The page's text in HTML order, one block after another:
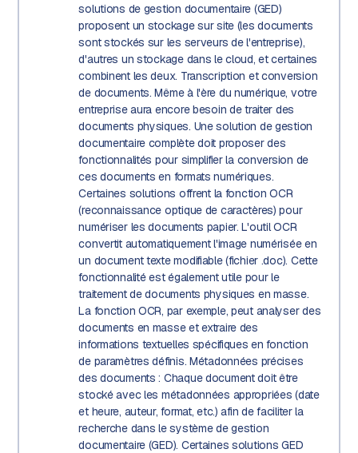
solutions de gestion documentaire (GED)
proposent un stockage sur site (les documents
sont stockés sur les serveurs de l'entreprise),
d'autres un stockage dans le cloud, et certaines
combinent les deux. Transcription et conversion
de documents. Même à l'ère du numérique, votre
entreprise aura encore besoin de traiter des
documents physiques. Une solution de gestion
documentaire complète doit proposer des
fonctionnalités pour simplifier la conversion de
ces documents en formats numériques.
Certaines solutions offrent la fonction OCR
(reconnaissance optique de caractères) pour
numériser les documents papier. L'outil OCR
convertit automatiquement l'image numérisée en
un document texte modifiable (fichier .doc). Cette
fonctionnalité est également utile pour le
traitement de documents physiques en masse.
La fonction OCR, par exemple, peut analyser des
documents en masse et extraire des
informations textuelles spécifiques en fonction
de paramètres définis. Métadonnées précises
des documents : Chaque document doit être
stocké avec les métadonnées appropriées (date
et heure, auteur, format, etc.) afin de faciliter la
recherche dans le système de gestion
documentaire (GED). Certaines solutions GED